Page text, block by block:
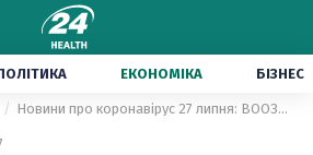
ЕКОНОМІКА БІЗНЕС
Новини про коронавірус 27 липня: ВООЗ збирає екстрену комісію, знайшли рослину, яка вбиває вірус